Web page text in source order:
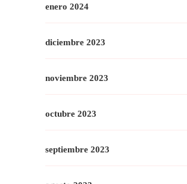
enero 2024
diciembre 2023
noviembre 2023
octubre 2023
septiembre 2023